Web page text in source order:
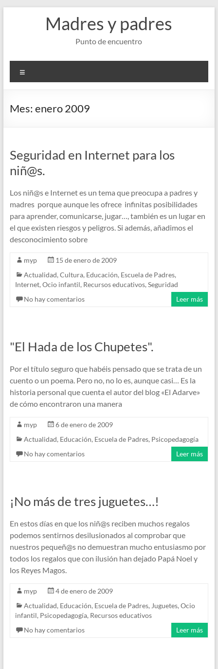
Madres y padres
Punto de encuentro
Mes: enero 2009
Seguridad en Internet para los
niñ@s.
Los niñ@s e Internet es un tema que preocupa a padres y
madres porque aunque les ofrece infinitas posibilidades
para aprender, comunicarse, jugar…, también es un lugar en
el que existen riesgos y peligros. Si además, añadimos el
desconocimiento sobre
myp
15 de enero de 2009
Actualidad, Cultura, Educación, Escuela de Padres,
Internet, Ocio infantil, Recursos educativos, Seguridad
No hay comentarios
Leer más
"El Hada de los Chupetes".
Por el título seguro que habéis pensado que se trata de un
cuento o un poema. Pero no, no lo es, aunque casi… Es la
historia personal que cuenta el autor del blog «El Adarve»
de cómo encontraron una manera
myp
6 de enero de 2009
Actualidad, Educación, Escuela de Padres, Psicopedagogía
No hay comentarios
Leer más
¡No más de tres juguetes…!
En estos días en que los niñ@s reciben muchos regalos
podemos sentirnos desilusionados al comprobar que
nuestros pequeñ@s no demuestran mucho entusiasmo por
todos los regalos que con ilusión han dejado Papá Noel y
los Reyes Magos.
myp
4 de enero de 2009
Actualidad, Educación, Escuela de Padres, Juguetes, Ocio
infantil, Psicopedagogía, Recursos educativos
No hay comentarios
Leer más